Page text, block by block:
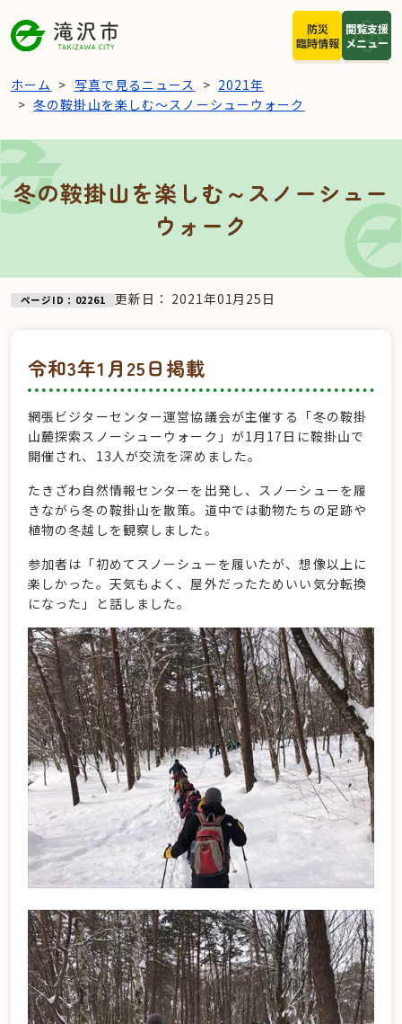
閲覧支援
メニュー
防災
臨時情報
ホーム 写真で見るニュース
2021年
冬の鞍掛山を楽しむ～スノーシューウォーク
冬の鞍掛山を楽しむ～スノーシュー
ウォーク
ページID：02261 更新日： 2021年01月25日
令和3年1月25日掲載
網張ビジターセンター運営協議会が主催する「冬の鞍掛
山麓探索スノーシューウォーク」が1月17日に鞍掛山で
開催され、13人が交流を深めました。
たきざわ自然情報センターを出発し、スノーシューを履
きながら冬の鞍掛山を散策。道中では動物たちの足跡や
植物の冬越しを観察しました。
参加者は「初めてスノーシューを履いたが、想像以上に
楽しかった。天気もよく、屋外だったためいい気分転換
になった」と話しました。